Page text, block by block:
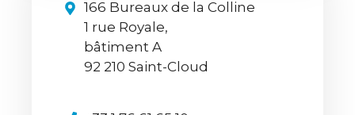
166 Bureaux de la Colline
1 rue Royale,
bâtiment A
92 210 Saint-Cloud